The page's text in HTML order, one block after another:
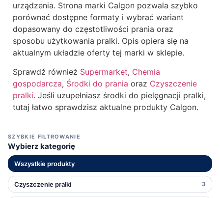
SZYBKIE FILTROWANIE
Wybierz kategorię
Wszystkie produkty
Czyszczenie pralki 3
urządzenia. Strona marki Calgon pozwala szybko
porównać dostępne formaty i wybrać wariant
dopasowany do częstotliwości prania oraz
sposobu użytkowania pralki. Opis opiera się na
aktualnym układzie oferty tej marki w sklepie.
Sprawdź również Supermarket, Chemia
gospodarcza, Środki do prania oraz Czyszczenie
pralki. Jeśli uzupełniasz środki do pielęgnacji pralki,
tutaj łatwo sprawdzisz aktualne produkty Calgon.